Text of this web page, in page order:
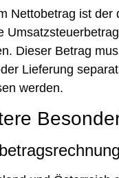
Nettobetrag ist der
Dieser Betrag
Lieferung separat
werden.